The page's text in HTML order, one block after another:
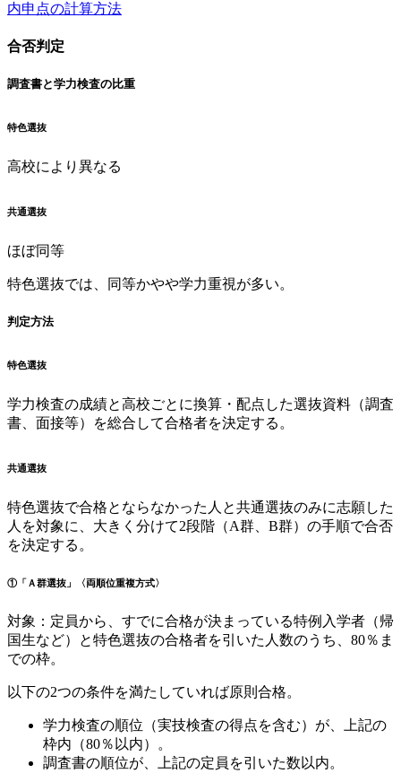
内申点の計算方法
合否判定
調査書と学力検査の比重
特色選抜
高校により異なる
共通選抜
ほぼ同等
特色選抜では、同等かやや学力重視が多い。
判定方法
特色選抜
学力検査の成績と高校ごとに換算・配点した選抜資料（調査
書、面接等）を総合して合格者を決定する。
共通選抜
特色選抜で合格とならなかった人と共通選抜のみに志願した
人を対象に、大きく分けて2段階（A群、B群）の手順で合否
を決定する。
①「Ａ群選抜」〈両順位重複方式〉
対象：定員から、すでに合格が決まっている特例入学者（帰
国生など）と特色選抜の合格者を引いた人数のうち、80％ま
での枠。
以下の2つの条件を満たしていれば原則合格。
学力検査の順位（実技検査の得点を含む）が、上記の
枠内（80％以内）。
調査書の順位が、上記の定員を引いた数以内。